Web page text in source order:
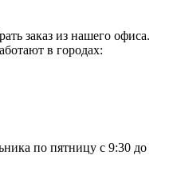
заказ из нашего офиса.
в городах:
по пятницу с 9:30 до